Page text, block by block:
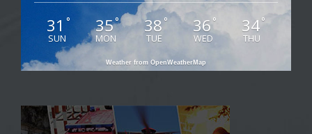
31 °
SUN
35°
MON
38°
TUE
36 °
WED
34°
THU
Weather from OpenWeatherMap